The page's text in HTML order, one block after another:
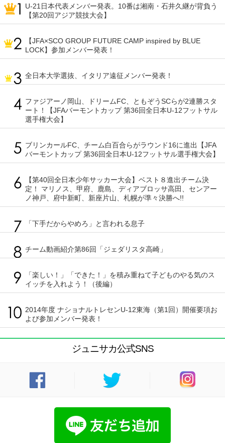
U-21日本代表メンバー発表。10番は湘南・石井久継が背負う
【第20回アジア競技大会】
【JFA×SCO GROUP FUTURE CAMP inspired by BLUE
LOCK】参加メンバー発表！
全日本大学選抜、イタリア遠征メンバー発表！
ファジアーノ岡山、ドリームFC、ともぞうSCらが2連勝スタ
ート！【JFAバーモントカップ 第36回全日本U-12フットサル
選手権大会】
ブリンカールFC、チーム白百合らがラウンド16に進出【JFA
バーモントカップ 第36回全日本U-12フットサル選手権大会】
【第40回全日本少年サッカー大会】ベスト８進出チーム決
定！ マリノス、甲府、鹿島、ディアブロッサ高田、センアー
ノ神戸、府中新町、新座片山、札幌が準々決勝へ!!
「下手だからやめろ」と言われる息子
チーム動画紹介第86回「ジェダリスタ高崎」
「楽しい！」「できた！」を積み重ねて子どものやる気のス
イッチを入れよう！（後編）
2014年度 ナショナルトレセンU-12東海（第1回）開催要項お
よび参加メンバー発表！
ジュニサカ公式SNS